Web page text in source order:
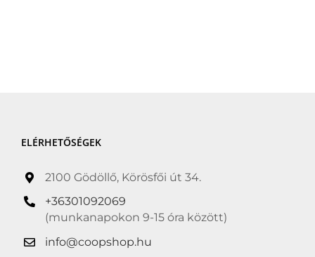
ELÉRHETŐSÉGEK
2100 Gödöllő, Körösfői út 34.
+36301092069
(munkanapokon 9-15 óra között)
info@coopshop.hu